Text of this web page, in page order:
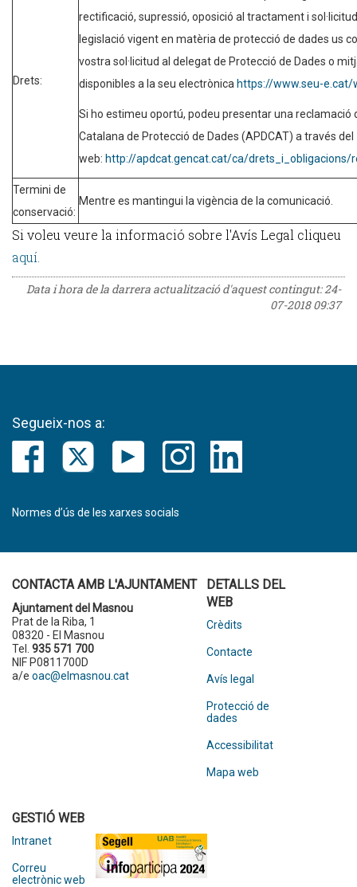
Drets:
rectificació, supressió, oposició al tractament i
legislació vigent en matèria de protecció de dades us
vostra sol·licitud al delegat de Protecció de Dades o
disponibles a la seu electrònica https://www.seu-
Si ho estimeu oportú, podeu presentar una reclamació
Catalana de Protecció de Dades (APDCAT) a través del
web: http://apdcat.gencat.cat/ca/drets_i_obligacions/
Termini de
conservació:
Mentre es mantingui la vigència de la comunicació.
Si voleu veure la informació sobre l'Avís Legal cliqueu
aquí.
Data i hora de la darrera actualització d'aquest contingut:24-
07-2018 09:37
Segueix-nos a:
Normes d’ús de les xarxes socials
CONTACTA AMB L'AJUNTAMENT
Ajuntament del Masnou
Prat de la Riba, 1
08320 - El Masnou
Tel. 935 571 700
NIF P0811700D
a/e oac@elmasnou.cat
DETALLS DEL
WEB
Crèdits
Contacte
Avís legal
Protecció de
dades
Accessibilitat
Mapa web
GESTIÓ WEB
Intranet
Correu
electrònic web